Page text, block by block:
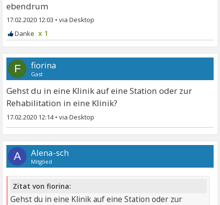
ebendrum
17.02.2020 12:03 •
x 1
F fiorina
Gast
Gehst du in eine Klinik auf eine Station oder zur
Rehabilitation in eine Klinik?
17.02.2020 12:14•
A Alena-sch
Mitglied
Zitat von fiorina:
Gehst du in eine Klinik auf eine Station oder zur